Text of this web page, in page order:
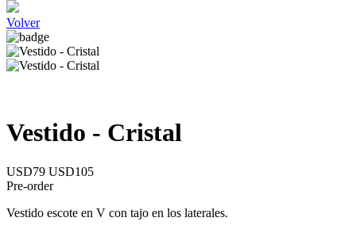
Volver
Vestido - Cristal
USD79 USD105
Pre-order
Vestido escote en V con tajo en los laterales.